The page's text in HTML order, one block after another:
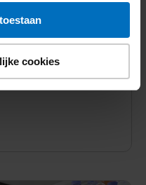
cookies
voor
type 1